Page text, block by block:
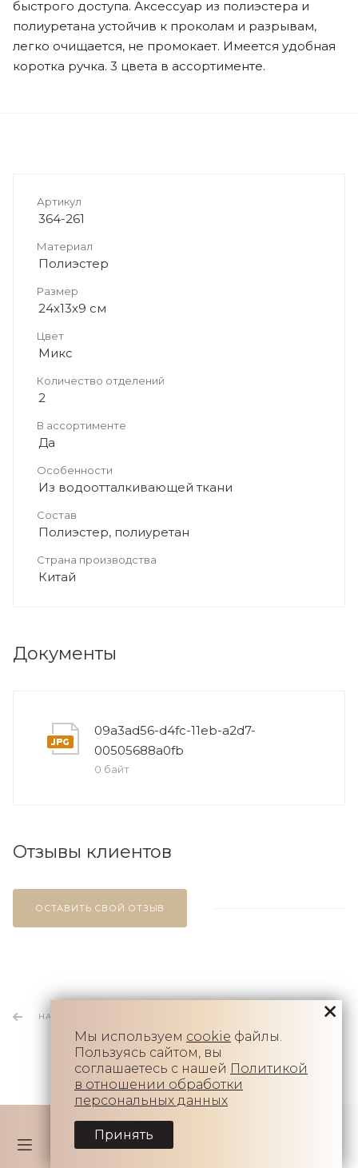
быстрого доступа. Аксессуар из полиэстера и
полиуретана устойчив к проколам и разрывам,
легко очищается, не промокает. Имеется удобная
коротка ручка. 3 цвета в ассортименте.
Артикул
364-261
Материал
Полиэстер
Размер
24х13х9 см
Цвет
Микс
Количество отделений
2
В ассортименте
Да
Особенности
Из водоотталкивающей ткани
Состав
Полиэстер, полиуретан
Страна производства
Китай
Документы
09a3ad56-d4fc-11eb-a2d7-
00505688a0fb
0 байт
Отзывы клиентов
ОСТАВИТЬ СВОЙ ОТЗЫВ
НАЗАД К СПИСКУ
Мы используем cookie файлы.
Пользуясь сайтом, вы
соглашаетесь с нашей Политикой
в отношении обработки
персональных данных
Принять